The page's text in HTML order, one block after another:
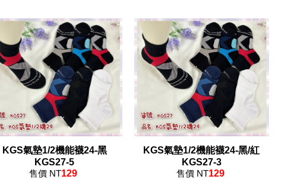
KGS氣墊1/2機能襪24-黑
KGS27-5
售價 NT129
KGS氣墊1/2機能襪24-黑/紅
KGS27-3
售價 NT129